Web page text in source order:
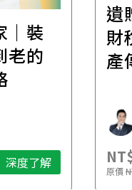
｜裝
老的
深度了解
遺
財
產
原價